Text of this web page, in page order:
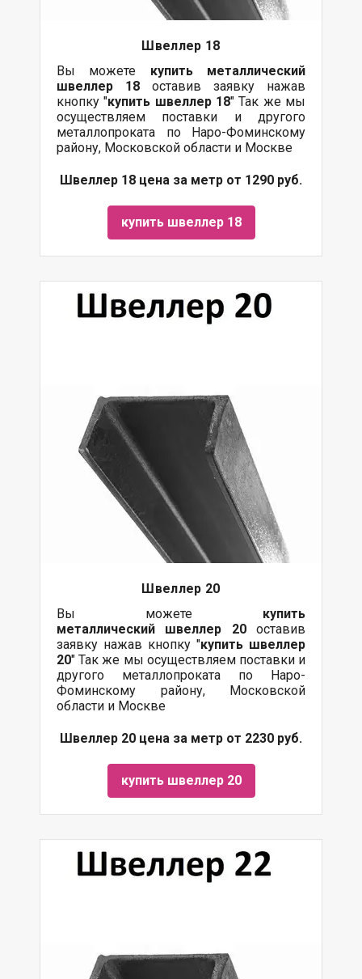
Швеллер 18
Вы можете купить металлический
швеллер 18 оставив заявку нажав
кнопку "купить швеллер 18" Так же мы
осуществляем поставки и другого
металлопроката по Наро-Фоминскому
району, Московской области и Москве
Швеллер 18 цена за метр от 1290 руб.
купить швеллер 18
Швеллер 20
Вы можете купить
металлический швеллер 20оставив
заявку нажав кнопку "купить швеллер
20" Так же мы осуществляем поставки и
другого металлопроката по Наро-
Фоминскому району, Московской
области и Москве
Швеллер 20 цена за метр от 2230 руб.
купить швеллер 20